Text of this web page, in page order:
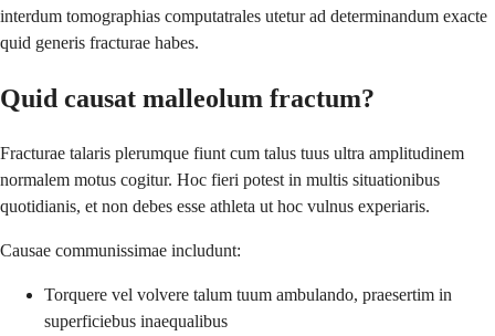
interdum tomographias computatrales utetur ad determinandum exacte
quid generis fracturae habes.
Quid causat malleolum fractum?
Fracturae talaris plerumque fiunt cum talus tuus ultra amplitudinem
normalem motus cogitur. Hoc fieri potest in multis situationibus
quotidianis, et non debes esse athleta ut hoc vulnus experiaris.
Causae communissimae includunt:
Torquere vel volvere talum tuum ambulando, praesertim in
superficiebus inaequalibus